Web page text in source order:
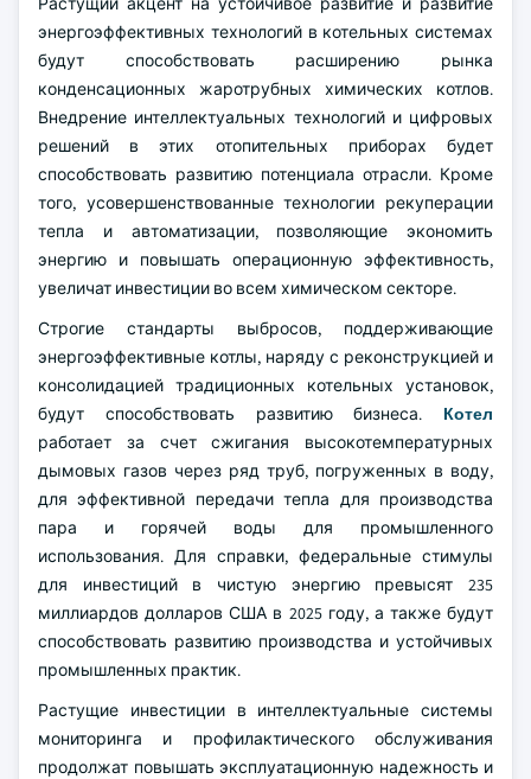
энергоэффективных технологий в котельных системах
будут способствовать расширению рынка
конденсационных жаротрубных химических котлов.
Внедрение интеллектуальных технологий и цифровых
решений в этих отопительных приборах будет
способствовать развитию потенциала отрасли. Кроме
того, усовершенствованные технологии рекуперации
тепла и автоматизации, позволяющие экономить
энергию и повышать операционную эффективность,
увеличат инвестиции во всем химическом секторе.
Строгие стандарты выбросов, поддерживающие
энергоэффективные котлы, наряду с реконструкцией и
консолидацией традиционных котельных установок,
будут способствовать развитию бизнеса. Котел
работает за счет сжигания высокотемпературных
дымовых газов через ряд труб, погруженных в воду,
для эффективной передачи тепла для производства
пара и горячей воды для промышленного
использования. Для справки, федеральные стимулы
для инвестиций в чистую энергию превысят 235
миллиардов долларов США в 2025 году, а также будут
способствовать развитию производства и устойчивых
промышленных практик.
Растущие инвестиции в интеллектуальные системы
мониторинга и профилактического обслуживания
продолжат повышать эксплуатационную надежность и